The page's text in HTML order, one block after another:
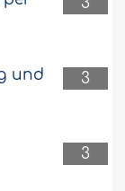
3
und
3